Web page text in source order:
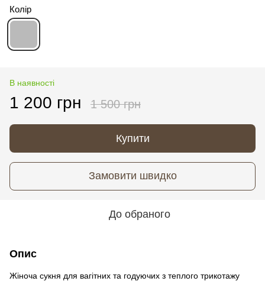
Колір
В наявності
1 200 грн 1 500 грн
Купити
Замовити швидко
До обраного
Опис
Жіноча сукня для вагітних та годуючих з теплого трикотажу